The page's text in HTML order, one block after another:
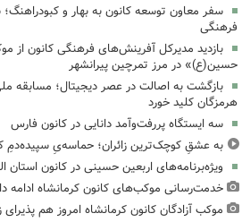
سفر معاون توسعه کانون به بهار و
فرهنگی
بازدید مدیرکل آفرینش‌های فرهنگی کانون از
حسین(ع)» در مرز تمرچین پیرانشهر
بازگشت به اصالت در عصر دیجیتال؛ مسابقه
هرمزگان کلید خورد
سه ایستگاه پررفت‌وآمد دانایی در کانون فارس
به عشقِ کوچک‌ترین زائران؛ حماسه‌یِ سپیده‌دمِ
ویژه‌برنامه‌های اربعین حسینی در کانون استان
خدمت‌رسانی موکب‌های کانون کرمانشاه ادامه
موکب آزادگان کانون کرمانشاه امروز هم پذیرای